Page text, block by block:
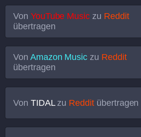
Von YouTube Music zu Reddit
übertragen
Von Amazon Music zu Reddit
übertragen
Von TIDALzu Reddit übertragen